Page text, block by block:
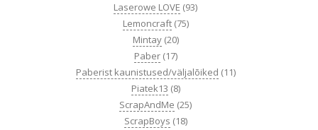
Laserowe LOVE (93)
Lemoncraft (75)
Mintay (20)
Paber (17)
Paberist kaunistused/väljalõiked (11)
Piatek13 (8)
ScrapAndMe (25)
ScrapBoys (18)